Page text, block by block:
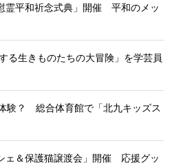
霊平和祈念式典」開催 平和のメッ
る生きものたちの大冒険」を学芸員
験？ 総合体育館で「北九キッズス
ェ＆保護猫譲渡会」開催 応援グッ